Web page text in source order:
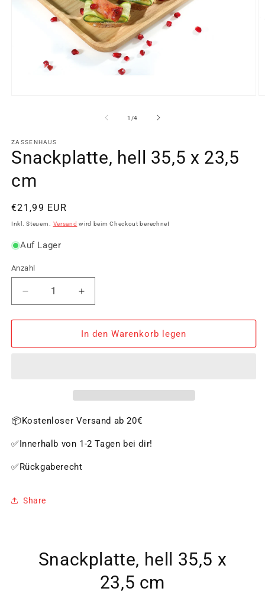
1 /von
4
ZASSENHAUS
Snackplatte, hell 35,5 x 23,5
cm
Normaler
Preis
€21,99 EUR
Inkl. Steuern. Versand wird beim Checkout berechnet
Auf Lager
Anzahl
Verringere
die
Menge
Snackplatte,
Erhöhe
die
Menge
für
Snackplatte,
In den Warenkorb legen
📦Kostenloser Versand ab 20€
✅Innerhalb von 1-2 Tagen bei dir!
✅Rückgaberecht
Share
Snackplatte, hell 35,5 x
23,5 cm